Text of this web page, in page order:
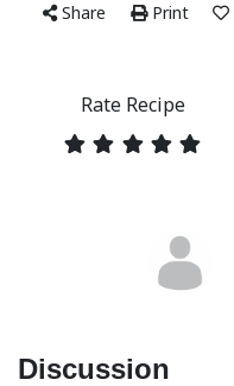
Share Print
Rate Recipe
Discussion